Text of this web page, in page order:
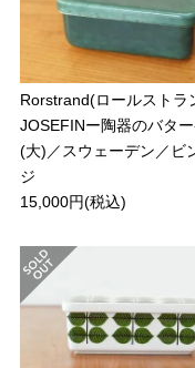
Rorstrand(ロールストラ
JOSEFINー陶器のバタ
(大)／スウェーデン／ビ
ジ
15,000円(税込)